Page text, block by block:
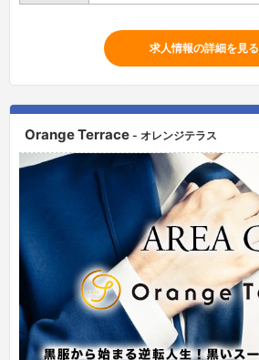
求人情報の詳細を見る
Orange Terrace - オレンジテラス